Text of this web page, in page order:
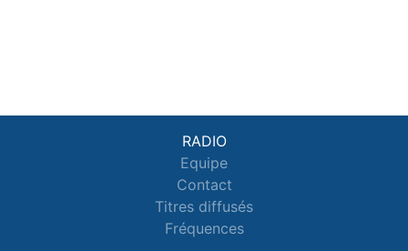
RADIO
Equipe
Contact
Titres diffusés
Fréquences